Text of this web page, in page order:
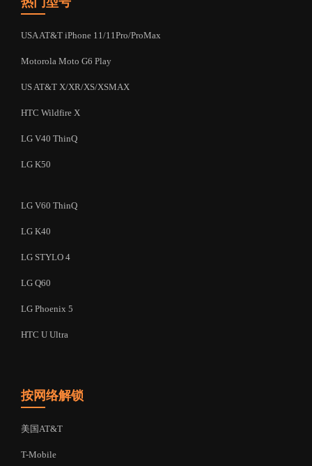
USA AT&T iPhone 11/11Pro/ProMax
Motorola Moto G6 Play
US AT&T X/XR/XS/XSMAX
HTC Wildfire X
LG V40 ThinQ
LG K50
LG V60 ThinQ
LG K40
LG STYLO 4
LG Q60
LG Phoenix 5
HTC U Ultra
按网络解锁
美国AT&T
T-Mobile